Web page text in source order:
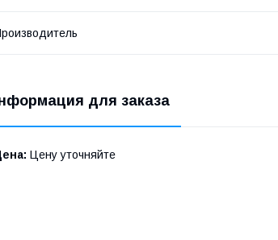
для заказа
Цену уточняйте